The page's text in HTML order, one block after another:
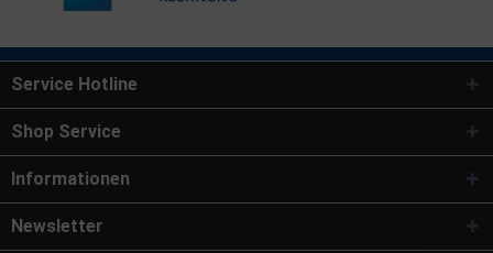
Service Hotline
Shop Service
Informationen
Newsletter